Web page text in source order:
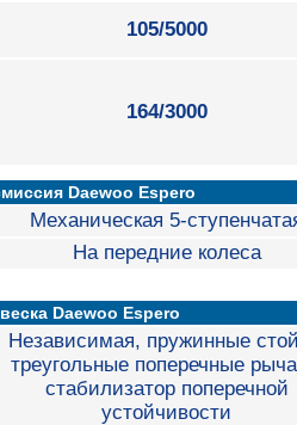
105/5000
164/3000
Daewoo Espero
Механическая 5-
На передние колеса
Daewoo Espero
Независимая, пружинные
треугольные поперечные
стабилизатор поперечной
устойчивости